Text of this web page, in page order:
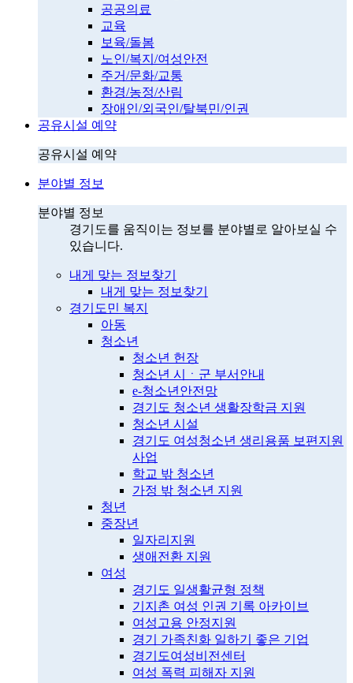
공공의료
교육
보육/돌봄
노인/복지/여성안전
주거/문화/교통
환경/농정/산림
장애인/외국인/탈북민/인권
공유시설 예약
공유시설 예약
분야별 정보
분야별 정보
경기도를 움직이는 정보를 분야별로 알아보실 수
있습니다.
내게 맞는 정보찾기
내게 맞는 정보찾기
경기도민 복지
아동
청소년
청소년 헌장
청소년 시ㆍ군 부서안내
e-청소년안전망
경기도 청소년 생활장학금 지원
청소년 시설
경기도 여성청소년 생리용품 보편지원
사업
학교 밖 청소년
가정 밖 청소년 지원
청년
중장년
일자리지원
생애전환 지원
여성
경기도 일생활균형 정책
기지촌 여성 인권 기록 아카이브
여성고용 안정지원
경기 가족친화 일하기 좋은 기업
경기도여성비전센터
여성 폭력 피해자 지원